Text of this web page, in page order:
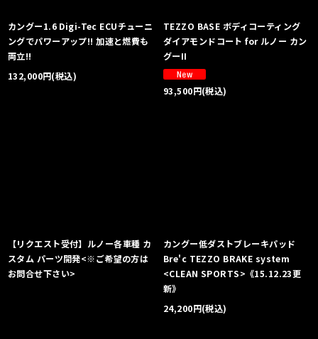
カングー1.6 Digi-Tec ECUチューニ
ングでパワーアップ!! 加速と燃費も
両立!!
132,000円(税込)
TEZZO BASE ボディコーティング
ダイアモンドコート for ルノー カン
グーII
93,500円(税込)
【リクエスト受付】ルノー各車種 カ
スタム パーツ開発<※ご希望の方は
お問合せ下さい>
カングー低ダストブレーキパッド
Bre'c TEZZO BRAKE system
<CLEAN SPORTS>《15.12.23更
新》
24,200円(税込)